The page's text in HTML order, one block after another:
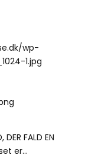
wp-
1.jpg
DER FALD EN
set er…